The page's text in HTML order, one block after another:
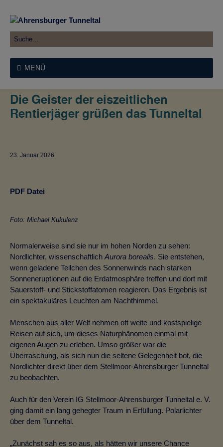
MENÜ
Die Geister der eiszeitlichen
Rentierjäger grüßen das Tunneltal
23. Januar 2026
PDF Datei
Foto: Michael Kukulenz
Normalerweise sind sie nur im hohen Norden zu sehen:
Nordlichter, wissenschaftlich Aurora borealis. Sie entstehen,
wenn geladene Teilchen des Sonnenwinds nach starken
Sonneneruptionen auf die Erdatmosphäre treffen und dort mit
Sauerstoff- und Stickstoffatomen reagieren. Das Ergebnis ist
ein spektakuläres Leuchten am Nachthimmel.
Menschen aus aller Welt nehmen oft weite und kostspielige
Reisen auf sich, um dieses Naturphänomen einmal mit
eigenen Augen zu erleben. Umso größer war die
Überraschung, als sich nun die seltene Gelegenheit bot, die
Nordlichter direkt über dem Stellmoor-Ahrensburger Tunneltal
zu beobachten.
Auch für den Verein IG Stellmoor-Ahrensburger Tunneltal e. V.
ging damit ein lang gehegter Traum in Erfüllung. Polarlichter
über dem Tunneltal.
„Zunächst sah es so aus, als hätten wir unsere Chance